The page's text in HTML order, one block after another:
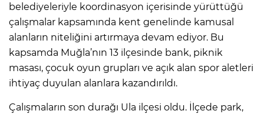
belediyeleriyle koordinasyon içerisinde yürüttüğü
çalışmalar kapsamında kent genelinde kamusal
alanların niteliğini artırmaya devam ediyor. Bu
kapsamda Muğla’nın 13 ilçesinde bank, piknik
masası, çocuk oyun grupları ve açık alan spor aletleri
ihtiyaç duyulan alanlara kazandırıldı.
Çalışmaların son durağı Ula ilçesi oldu. İlçede park,